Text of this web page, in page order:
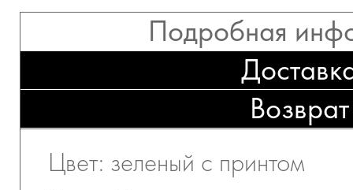
Подробная
Возврат
Цвет: зеленый с принтом